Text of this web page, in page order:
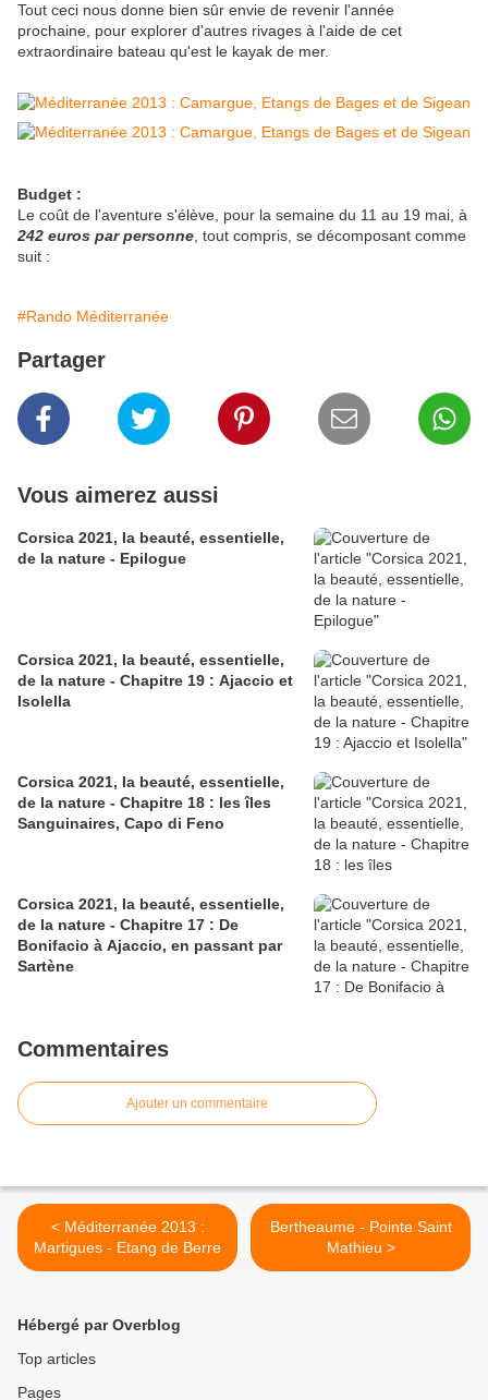
Tout ceci nous donne bien sûr envie de revenir l'année
prochaine, pour explorer d'autres rivages à l'aide de cet
extraordinaire bateau qu'est le kayak de mer.
Budget :
Le coût de l'aventure s'élève, pour la semaine du 11 au 19 mai, à
242 euros par personne , tout compris, se décomposant comme
suit :
#Rando Méditerranée
Partager
Vous aimerez aussi
Corsica 2021, la beauté, essentielle,
de la nature - Epilogue
Corsica 2021, la beauté, essentielle,
de la nature - Chapitre 19 : Ajaccio et
Isolella
Corsica 2021, la beauté, essentielle,
de la nature - Chapitre 18 : les îles
Sanguinaires, Capo di Feno
Corsica 2021, la beauté, essentielle,
de la nature - Chapitre 17 : De
Bonifacio à Ajaccio, en passant par
Sartène
Commentaires
Ajouter un commentaire
< Méditerranée 2013 :
Martigues - Etang de Berre
Bertheaume - Pointe Saint
Mathieu >
Hébergé par Overblog
Top articles
Pages